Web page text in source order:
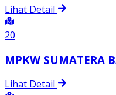
Lihat Detail
20
MPKW SUMATERA
Lihat Detail